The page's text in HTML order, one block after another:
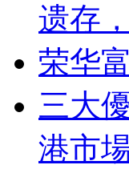
遗存，
荣华
三大
港市